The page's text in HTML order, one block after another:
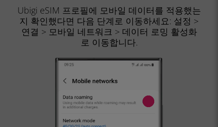
Ubigi eSIM 프로필에 모바일 데이터를 적용했는
지 확인했다면 다음 단계로 이동하세요: 설정 >
연결 > 모바일 네트워크 > 데이터 로밍 활성화
로 이동합니다.